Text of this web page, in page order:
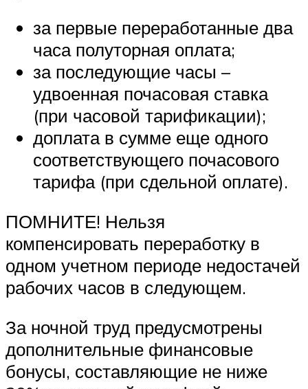
за первые переработанные два
часа полуторная оплата;
за последующие часы –
удвоенная почасовая ставка
(при часовой тарификации);
доплата в сумме еще одного
соответствующего почасового
тарифа (при сдельной оплате).
ПОМНИТЕ! Нельзя
компенсировать переработку в
одном учетном периоде недостачей
рабочих часов в следующем.
За ночной труд предусмотрены
дополнительные финансовые
бонусы, составляющие не ниже